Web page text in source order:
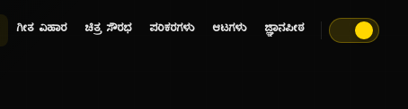
ಗೀತ ವಿಹಾರ ಚಿತ್ರ ಸೌರಭ ಪರಿಕರಗಳು ಆಟಗಳು ಜ್ಞಾನಪೀಠ